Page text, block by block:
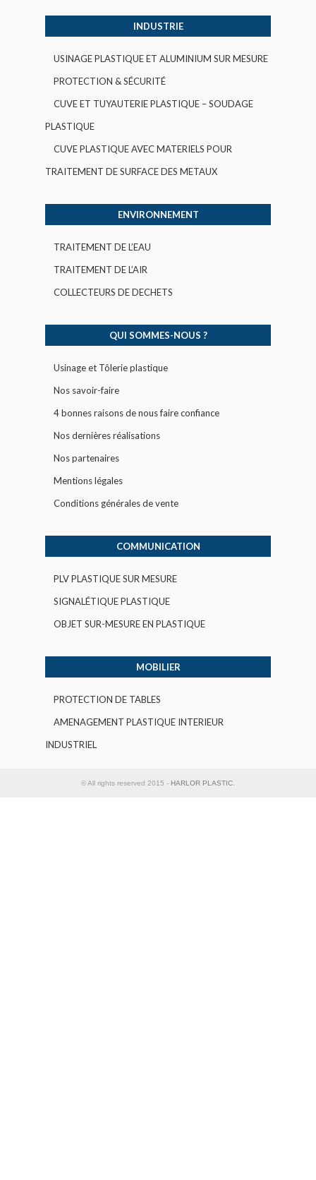
INDUSTRIE
USINAGE PLASTIQUE ET ALUMINIUM SUR MESURE
PROTECTION & SÉCURITÉ
CUVE ET TUYAUTERIE PLASTIQUE – SOUDAGE
PLASTIQUE
CUVE PLASTIQUE AVEC MATERIELS POUR
TRAITEMENT DE SURFACE DES METAUX
ENVIRONNEMENT
TRAITEMENT DE L’EAU
TRAITEMENT DE L’AIR
COLLECTEURS DE DECHETS
QUI SOMMES-NOUS ?
Usinage et Tôlerie plastique
Nos savoir-faire
4 bonnes raisons de nous faire confiance
Nos dernières réalisations
Nos partenaires
Mentions légales
Conditions générales de vente
COMMUNICATION
PLV PLASTIQUE SUR MESURE
SIGNALÉTIQUE PLASTIQUE
OBJET SUR-MESURE EN PLASTIQUE
MOBILIER
PROTECTION DE TABLES
AMENAGEMENT PLASTIQUE INTERIEUR
INDUSTRIEL
© All rights reserved 2015 - HARLOR PLASTIC.